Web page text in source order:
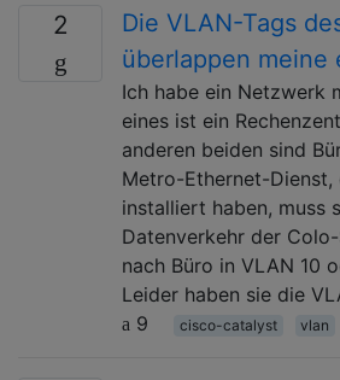
2
Die VLAN-Tags
überlappen meine
Ich habe ein Netzwerk
eines ist ein
anderen beiden sind
Metro-Ethernet-
installiert haben, muss
Datenverkehr der
nach Büro in VLAN 10
Leider haben sie die
9
cisco-catalyst vlan